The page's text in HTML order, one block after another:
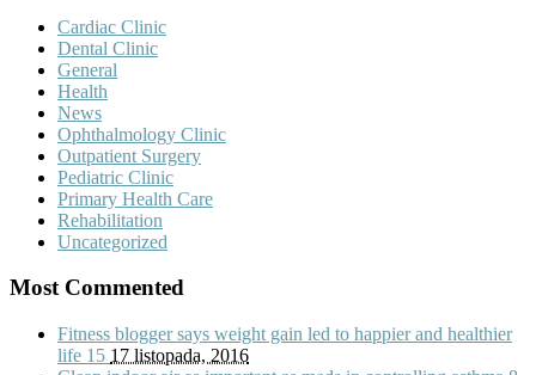
Cardiac Clinic
Dental Clinic
General
Health
News
Ophthalmology Clinic
Outpatient Surgery
Pediatric Clinic
Primary Health Care
Rehabilitation
Uncategorized
Most Commented
Fitness blogger says weight gain led to happier and healthier
life 15 17 listopada, 2016